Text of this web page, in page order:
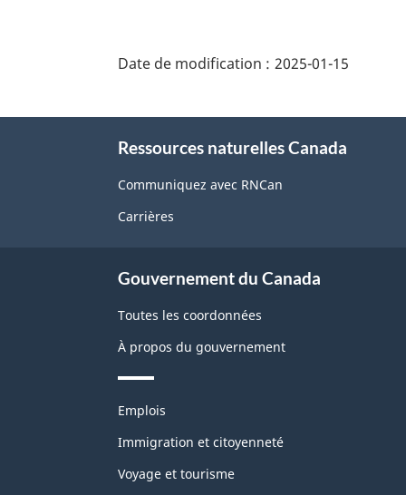
de
page"
Date de modification : 2025-01-15
Ressources naturelles Canada
Communiquez avec RNCan
Carrières
Gouvernement du Canada
Toutes les coordonnées
À propos du gouvernement
Thèmes
sujets
Emplois
Immigration et citoyenneté
Voyage et tourisme